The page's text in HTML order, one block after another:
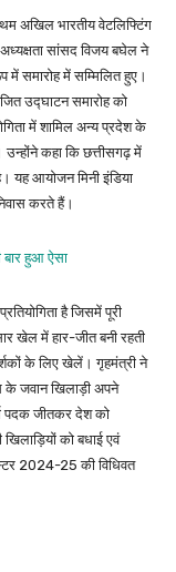
अखिल भारतीय वेटलिफ्टिंग
सांसद विजय बघेल ने
में समारोह में सम्मिलित हुए।
उद्घाटन समारोह को
में शामिल अन्य प्रदेश के
कहा कि छत्तीसगढ़ में
यह आयोजन मिनी इंडिया
करते हैं।
बार हुआ ऐसा
है जिसमें पूरी
खेल में हार-जीत बनी रहती
के लिए खेलें। गृहमंत्री ने
के जवान खिलाड़ी अपने
पदक जीतकर देश को
खिलाड़ियों को बधाई एवं
2024-25 की विधिवत